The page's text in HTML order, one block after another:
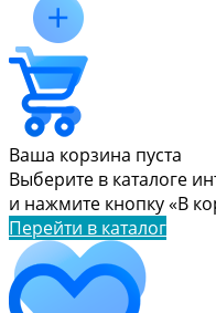
Ваша корзина пуста
Выберите в каталоге
и нажмите кнопку «В
Перейти в каталог